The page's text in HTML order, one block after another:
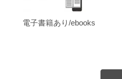
電子書籍あり/ebooks